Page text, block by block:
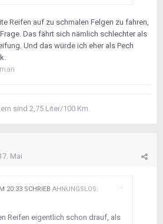
Reifen auf zu schmalen Felgen zu fahren,
Das fährt sich nämlich schlechter als
Und das würde ich eher als Pech
sind 2,75 Liter/100 Km.
Mai
20:33 SCHRIEB AHNUNGSLOS:
Reifen eigentlich schon drauf, als